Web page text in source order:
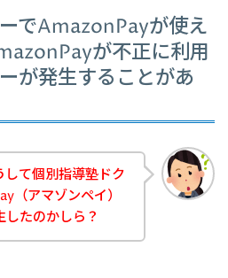
でAmazonPayが使え
が不正に利用
が発生することがあ
て個別指導塾ドク
（アマゾンペイ）
たのかしら？